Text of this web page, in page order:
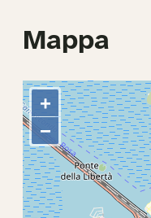
Mappa